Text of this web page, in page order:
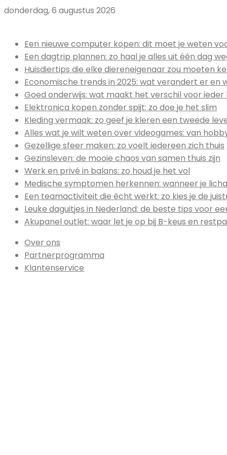
donderdag, 6 augustus 2026
Een nieuwe computer kopen: dit moet je weten
Een dagtrip plannen: zo haal je alles uit één dag
Huisdiertips die elke diereneigenaar zou moeten
Economische trends in 2025: wat verandert er en
Goed onderwijs: wat maakt het verschil voor ieder
Elektronica kopen zonder spijt: zo doe je het slim
Kleding vermaak: zo geef je kleren een tweede
Alles wat je wilt weten over videogames: van
Gezellige sfeer maken: zo voelt iedereen zich thuis
Gezinsleven: de mooie chaos van samen thuis zijn
Werk en privé in balans: zo houd je het vol
Medische symptomen herkennen: wanneer je
Een teamactiviteit die écht werkt: zo kies je de
Leuke daguitjes in Nederland: de beste tips voor
Akupanel outlet: waar let je op bij B-keus en
Over ons
Partnerprogramma
Klantenservice